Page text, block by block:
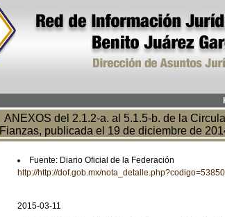
ANEXOS del 2.1.2-a. al 5.1.5-b. de la
Fianzas, publicada el 19 de diciembre de
Fuente: Diario Oficial de la Federación
http://http://dof.gob.mx/
2015-03-11